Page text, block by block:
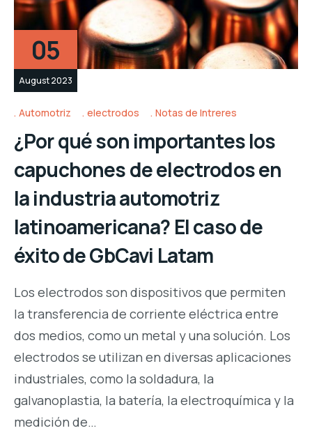
05
August 2023
Automotriz electrodos Notas de Intreres
¿Por qué son importantes los
capuchones de electrodos en
la industria automotriz
latinoamericana? El caso de
éxito de GbCavi Latam
Los electrodos son dispositivos que permiten
la transferencia de corriente eléctrica entre
dos medios, como un metal y una solución. Los
electrodos se utilizan en diversas aplicaciones
industriales, como la soldadura, la
galvanoplastia, la batería, la electroquímica y la
medición de…